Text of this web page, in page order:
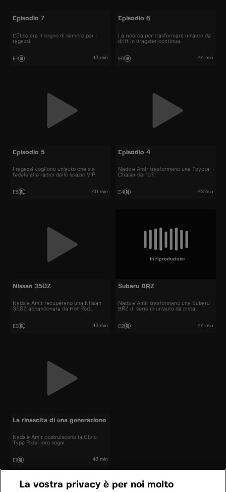
Episodio 7
L'Elise era il sogno di sempre per i
ragazzi.
E7 43 min
Episodio 6
La ricerca per trasformare un'auto da
drift in dragster continua.
E6 44 min
Episodio 5
I ragazzi vogliono un'auto che sia
fedele alle radici dello spazio VIP.
E5 40 min
Episodio 4
Nads e Amir trasformano una Toyota
Chaser del '97.
E4 43 min
Nissan 350Z
Nads e Amir recuperano una Nissan
350Z abbandonata da Hot Rod
E3 43 min
In riproduzione
Subaru BRZ
Nads e Amir trasformano una Subaru
BRZ di serie in un'auto da pista.
E2 44 min
La rinascita di una generazione
Nads e Amir costruiscono la Civic
Type R dei loro sogni.
E1 43 min
La vostra privacy è per noi molto